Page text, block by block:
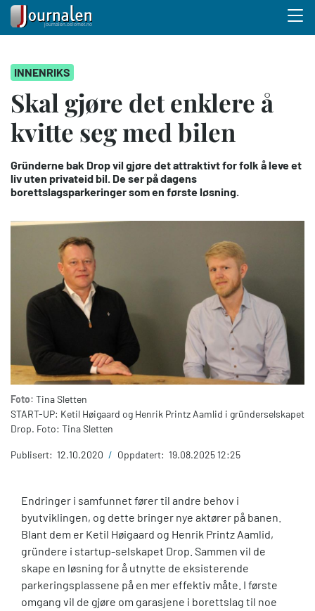
hovedinnhold
INNENRIKS
Skal gjøre det enklere å
kvitte seg med bilen
Gründerne bak Drop vil gjøre det attraktivt for folk å leve et
liv uten privateid bil. De ser på dagens
borettslagsparkeringer som en første løsning.
Foto: Tina Sletten
START-UP: Ketil Høigaard og Henrik Printz Aamlid i gründerselskapet
Drop. Foto: Tina Sletten
Publisert: 12.10.2020 / Oppdatert: 19.08.2025 12:25
Endringer i samfunnet fører til andre behov i
byutviklingen, og dette bringer nye aktører på banen.
Blant dem er Ketil Høigaard og Henrik Printz Aamlid,
gründere i startup-selskapet Drop. Sammen vil de
skape en løsning for å utnytte de eksisterende
parkeringsplassene på en mer effektiv måte. I første
omgang vil de gjøre om garasjene i borettslag til noe